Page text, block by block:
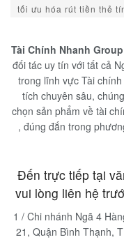
tối ưu hóa rút tiền thẻ
Tài Chính Nhanh
đối tác uy tín với tất cả
trong lĩnh vực Tài
tích chuyên sâu,
chọn sản phẩm về tài
, đúng đắn trong
Đến trực tiếp tại
vui lòng liên hệ
1 / Chi nhánh Ngã 4
21, Quận Bình Thạnh,